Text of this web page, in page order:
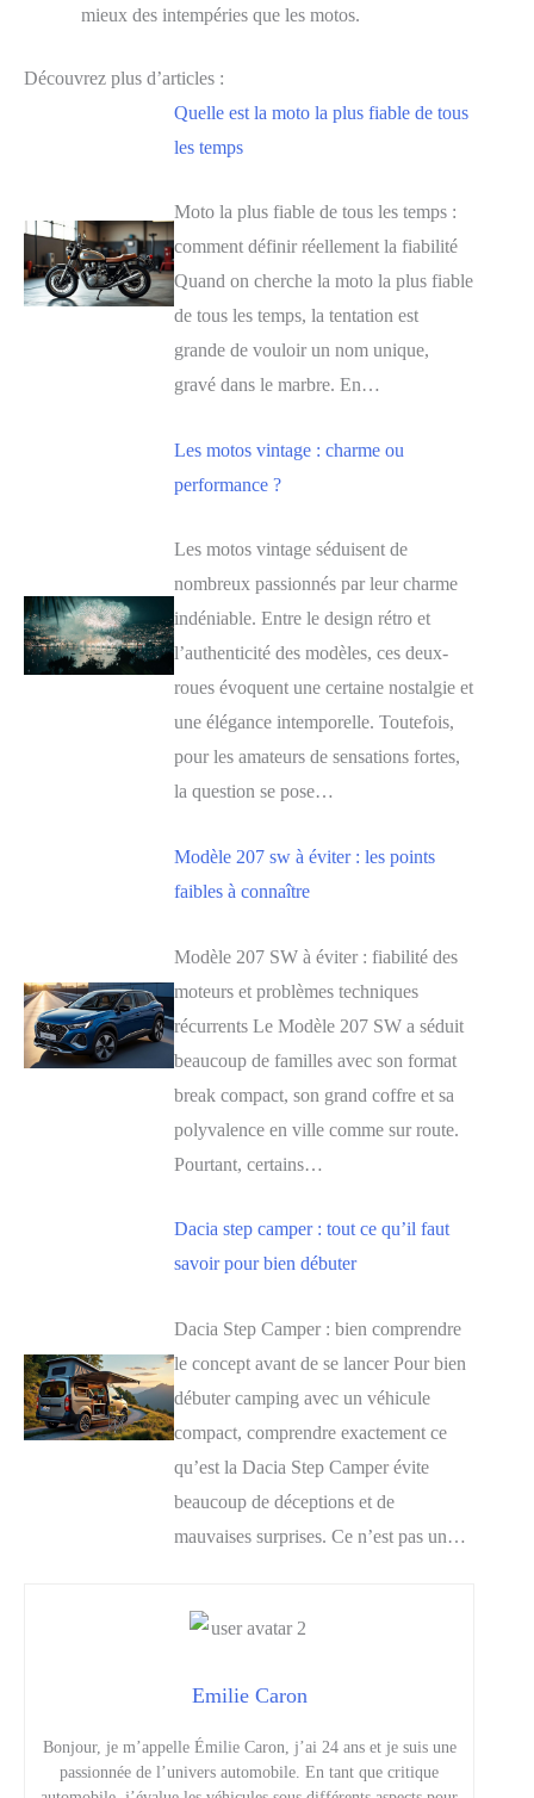
mieux des intempéries que les motos.
Découvrez plus d’articles :
Quelle est la moto la plus fiable de tous
les temps
Moto la plus fiable de tous les temps :
comment définir réellement la fiabilité
Quand on cherche la moto la plus fiable
de tous les temps, la tentation est
grande de vouloir un nom unique,
gravé dans le marbre. En…
Les motos vintage : charme ou
performance ?
Les motos vintage séduisent de
nombreux passionnés par leur charme
indéniable. Entre le design rétro et
l’authenticité des modèles, ces deux-
roues évoquent une certaine nostalgie et
une élégance intemporelle. Toutefois,
pour les amateurs de sensations fortes,
la question se pose…
Modèle 207 sw à éviter : les points
faibles à connaître
Modèle 207 SW à éviter : fiabilité des
moteurs et problèmes techniques
récurrents Le Modèle 207 SW a séduit
beaucoup de familles avec son format
break compact, son grand coffre et sa
polyvalence en ville comme sur route.
Pourtant, certains…
Dacia step camper : tout ce qu’il faut
savoir pour bien débuter
Dacia Step Camper : bien comprendre
le concept avant de se lancer Pour bien
débuter camping avec un véhicule
compact, comprendre exactement ce
qu’est la Dacia Step Camper évite
beaucoup de déceptions et de
mauvaises surprises. Ce n’est pas un…
Emilie Caron
Bonjour, je m’appelle Émilie Caron, j’ai 24 ans et je suis une
passionnée de l’univers automobile. En tant que critique